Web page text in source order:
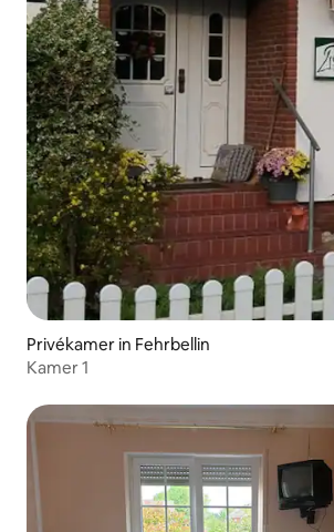
Privékamer in Fehrbellin
Kamer 1